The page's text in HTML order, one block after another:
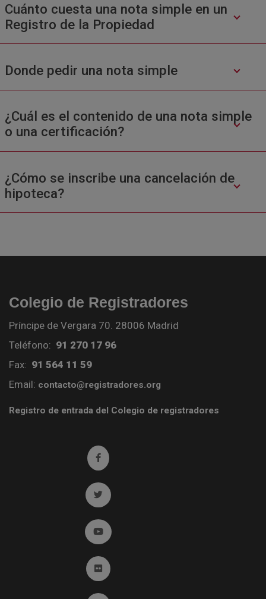
Cuánto cuesta una nota simple en un
Registro de la Propiedad
Donde pedir una nota simple
¿Cuál es el contenido de una nota simple
o una certificación?
¿Cómo se inscribe una cancelación de
hipoteca?
Colegio de Registradores
Príncipe de Vergara 70. 28006 Madrid
Teléfono: 91 270 17 96
Fax: 91 564 11 59
Email: contacto@registradores.org
Registro de entrada del Colegio de registradores
Ir a facebook (abre en ventana nueva)
Ir a twitter (abre en ventana nueva)
Ir a YouTube (abre en ventana nueva)
Ir a Flickr (abre en ventana nueva)